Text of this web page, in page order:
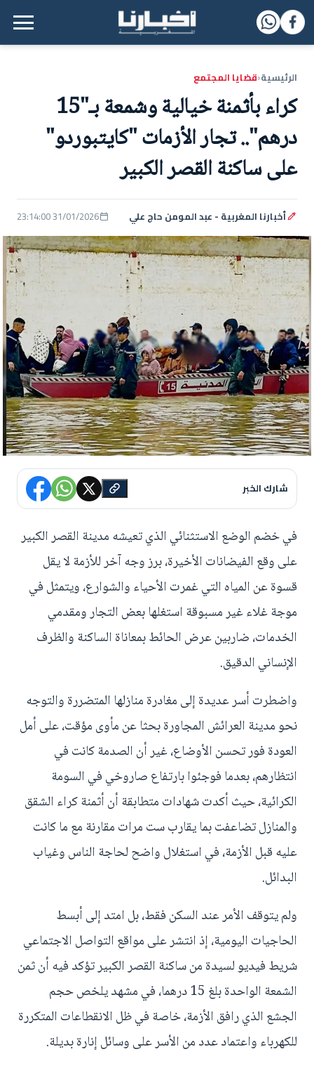
القائمة الرئيسية
الرئيسية‹قضايا المجتمع
كراء بأثمنة خيالية وشمعة بـ"15
درهم".. تجار الأزمات "كايتبوردو"
على ساكنة القصر الكبير
أخبارنا المغربية - عبد المومن حاج علي 31/01/2026 23:14:00
شارك الخبر
في خضم الوضع الاستثنائي الذي تعيشه مدينة القصر الكبير
على وقع الفيضانات الأخيرة، برز وجه آخر للأزمة لا يقل
قسوة عن المياه التي غمرت الأحياء والشوارع، ويتمثل في
موجة غلاء غير مسبوقة استغلها بعض التجار ومقدمي
الخدمات، ضاربين عرض الحائط بمعاناة الساكنة والظرف
الإنساني الدقيق.
واضطرت أسر عديدة إلى مغادرة منازلها المتضررة والتوجه
نحو مدينة العرائش المجاورة بحثا عن مأوى مؤقت، على أمل
العودة فور تحسن الأوضاع، غير أن الصدمة كانت في
انتظارهم، بعدما فوجئوا بارتفاع صاروخي في السومة
الكرائية، حيث أكدت شهادات متطابقة أن أثمنة كراء الشقق
والمنازل تضاعفت بما يقارب ست مرات مقارنة مع ما كانت
عليه قبل الأزمة، في استغلال واضح لحاجة الناس وغياب
البدائل.
ولم يتوقف الأمر عند السكن فقط، بل امتد إلى أبسط
الحاجيات اليومية، إذ انتشر على مواقع التواصل الاجتماعي
شريط فيديو لسيدة من ساكنة القصر الكبير تؤكد فيه أن ثمن
الشمعة الواحدة بلغ 15 درهما، في مشهد يلخص حجم
الجشع الذي رافق الأزمة، خاصة في ظل الانقطاعات المتكررة
للكهرباء واعتماد عدد من الأسر على وسائل إنارة بديلة.